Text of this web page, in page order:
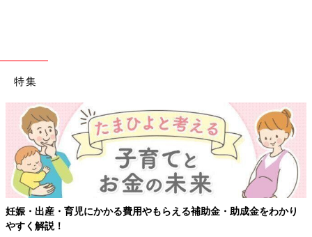
特集
妊娠・出産・育児にかかる費用やもらえる補助金・助成金をわかり
やすく解説！